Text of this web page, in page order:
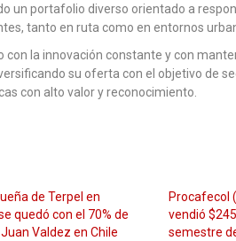
un portafolio diverso orientado a
tanto en ruta como en entornos
la innovación constante y con
su oferta con el objetivo de
con alto valor y reconocimiento.
de Terpel en
quedó con el 70% de
Valdez en Chile
Procafecol
vendió
semestre